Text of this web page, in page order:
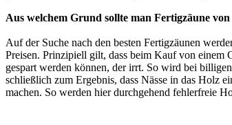
Aus welchem Grund sollte man Fertigzäune
Auf der Suche nach den besten Fertigzäunen
Preisen. Prinzipiell gilt, dass beim Kauf von einem
gespart werden können, der irrt. So wird bei
schließlich zum Ergebnis, dass Nässe in das Holz
machen. So werden hier durchgehend fehlerfreie